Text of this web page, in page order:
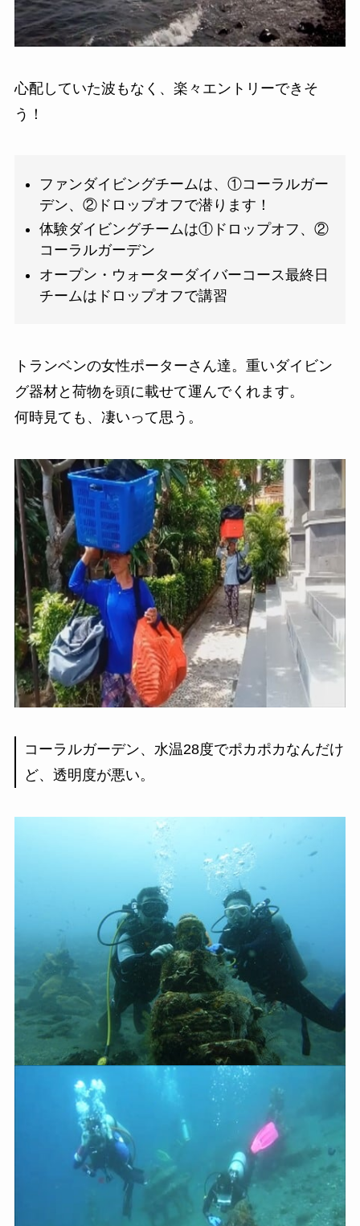
心配していた波もなく、楽々エントリーできそ
う！
ファンダイビングチームは、①コーラルガー
デン、②ドロップオフで潜ります！
体験ダイビングチームは①ドロップオフ、②
コーラルガーデン
オープン・ウォーターダイバーコース最終日
チームはドロップオフで講習
トランベンの女性ポーターさん達。重いダイビン
グ器材と荷物を頭に載せて運んでくれます。
何時見ても、凄いって思う。
コーラルガーデン、水温28度でポカポカなんだけ
ど、透明度が悪い。